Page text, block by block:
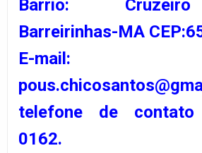
Barrio:
Barreirinhas-MA
E-mail:
telefone de contato
0162.